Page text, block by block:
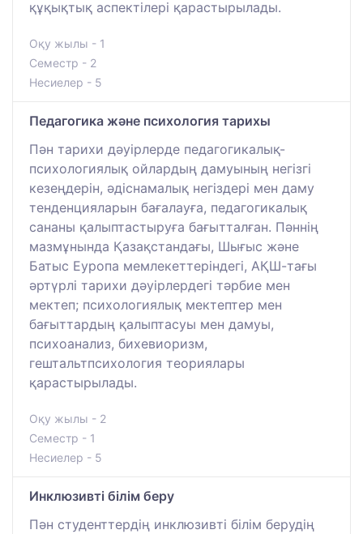
құқықтық аспектілері қарастырылады.
Оқу жылы - 1
Семестр - 2
Несиелер - 5
Педагогика және психология тарихы
Пән тарихи дәуірлерде педагогикалық-
психологиялық ойлардың дамуының негізгі
кезеңдерін, әдіснамалық негіздері мен даму
тенденцияларын бағалауға, педагогикалық
сананы қалыптастыруға бағытталған. Пәннің
мазмұнында Қазақстандағы, Шығыс және
Батыс Еуропа мемлекеттеріндегі, АҚШ-тағы
әртүрлі тарихи дәуірлердегі тәрбие мен
мектеп; психологиялық мектептер мен
бағыттардың қалыптасуы мен дамуы,
психоанализ, бихевиоризм,
гештальтпсихология теориялары
қарастырылады.
Оқу жылы - 2
Семестр - 1
Несиелер - 5
Инклюзивті білім беру
Пән студенттердің инклюзивті білім берудің